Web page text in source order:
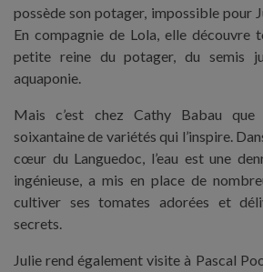
possède son potager, impossible pour
En compagnie de Lola, elle découvre
petite reine du potager, du semis
aquaponie.
Mais c’est chez Cathy Babau que
soixantaine de variétés qui l’inspire.
cœur du Languedoc, l’eau est une
ingénieuse, a mis en place de
cultiver ses tomates adorées et
secrets.
Julie rend également visite à Pascal